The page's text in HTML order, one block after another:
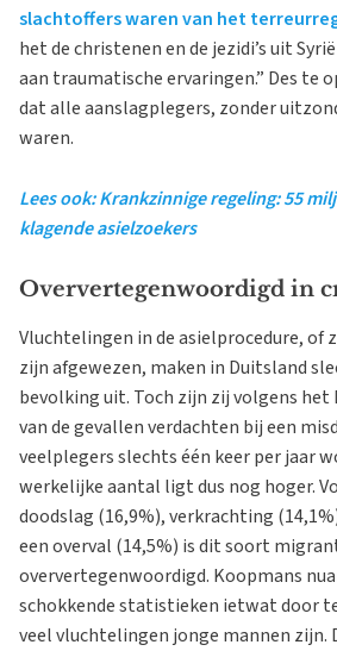
slachtoffers waren van het
het de christenen en de jezidi’s uit
aan traumatische ervaringen.” Des te
dat alle aanslagplegers, zonder
waren.
Lees ook: Krankzinnige regeling: 55
klagende asielzoekers
Oververtegenwoordigd in
Vluchtelingen in de asielprocedure, of
zijn afgewezen, maken in Duitsland
bevolking uit. Toch zijn zij volgens het
van de gevallen verdachten bij een
veelplegers slechts één keer per jaar
werkelijke aantal ligt dus nog hoger.
doodslag (16,9%), verkrachting
een overval (14,5%) is dit soort
oververtegenwoordigd. Koopmans
schokkende statistieken ietwat door
veel vluchtelingen jonge mannen zijn.